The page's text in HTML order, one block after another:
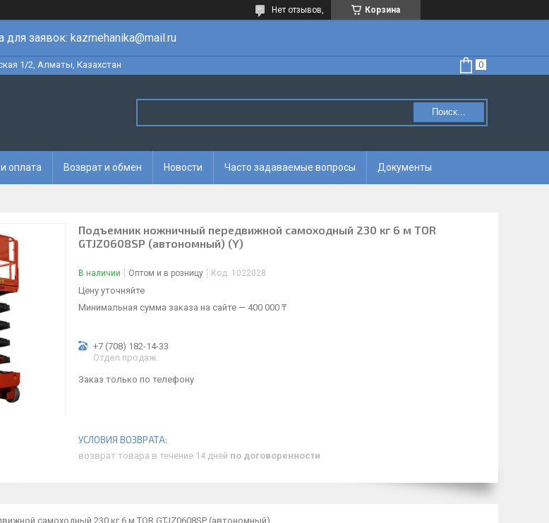
Корзина
Нет отзывов,
для заявок: kazmehanika@mail.ru
1/2, Алматы, Казахстан
Поиск...
оплата Возврат и обмен Новости Часто задаваемые вопросы Документы
Подъемник ножничный передвижной самоходный 230 кг 6 м TOR
GTJZ0608SP (автономный) (Y)
В наличии Оптом и в розницу Код: 1022028
Цену уточняйте
Минимальная сумма заказа на сайте — 400 000 ₸
+7 (708) 182-14-33
Отдел продаж
Заказ только по телефону
возврат товара в течение 14 дней по договоренности
самоходный 230 кг 6 м TOR GTJZ0608SP (автономный)